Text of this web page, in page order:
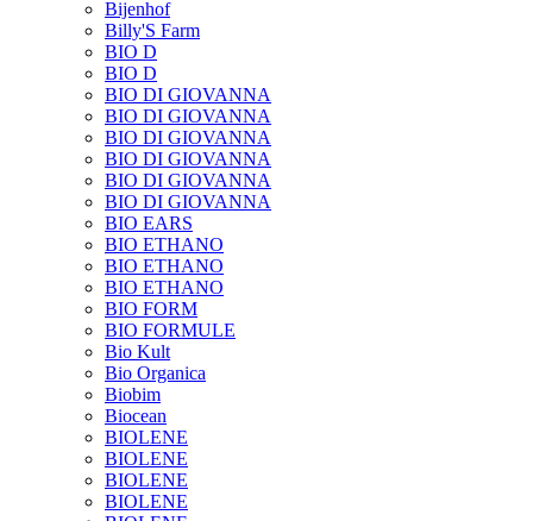
Bijenhof
Billy'S Farm
BIO D
BIO D
BIO DI GIOVANNA
BIO DI GIOVANNA
BIO DI GIOVANNA
BIO DI GIOVANNA
BIO DI GIOVANNA
BIO DI GIOVANNA
BIO EARS
BIO ETHANO
BIO ETHANO
BIO ETHANO
BIO FORM
BIO FORMULE
Bio Kult
Bio Organica
Biobim
Biocean
BIOLENE
BIOLENE
BIOLENE
BIOLENE